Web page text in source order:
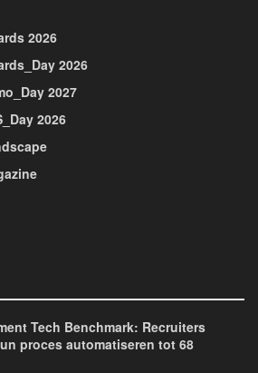
2026
2026
2027
2026
Tech Benchmark: Recruiters
proces automatiseren tot 68